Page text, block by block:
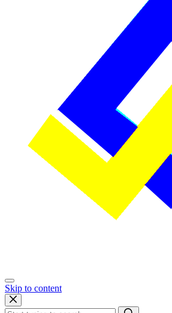
Skip to content